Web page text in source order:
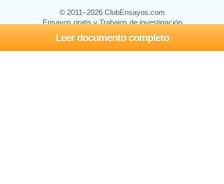
Leer documento completo
© 2011–2026 ClubEnsayos.com
Ensayos gratis y Trabajos de investigación